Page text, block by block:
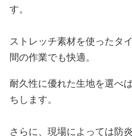
す。
ストレッチ素材を使ったタ
間の作業でも快適。
耐久性に優れた生地を選べ
ちします。
さらに、現場によっては防